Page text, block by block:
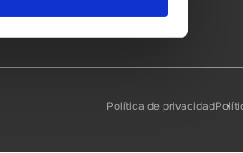
Política de privacidad